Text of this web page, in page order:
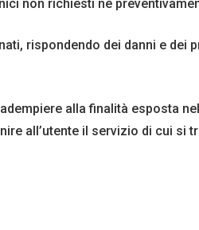
non richiesti né
rispondendo dei danni e dei
alla finalità esposta
all’utente il servizio di cui si